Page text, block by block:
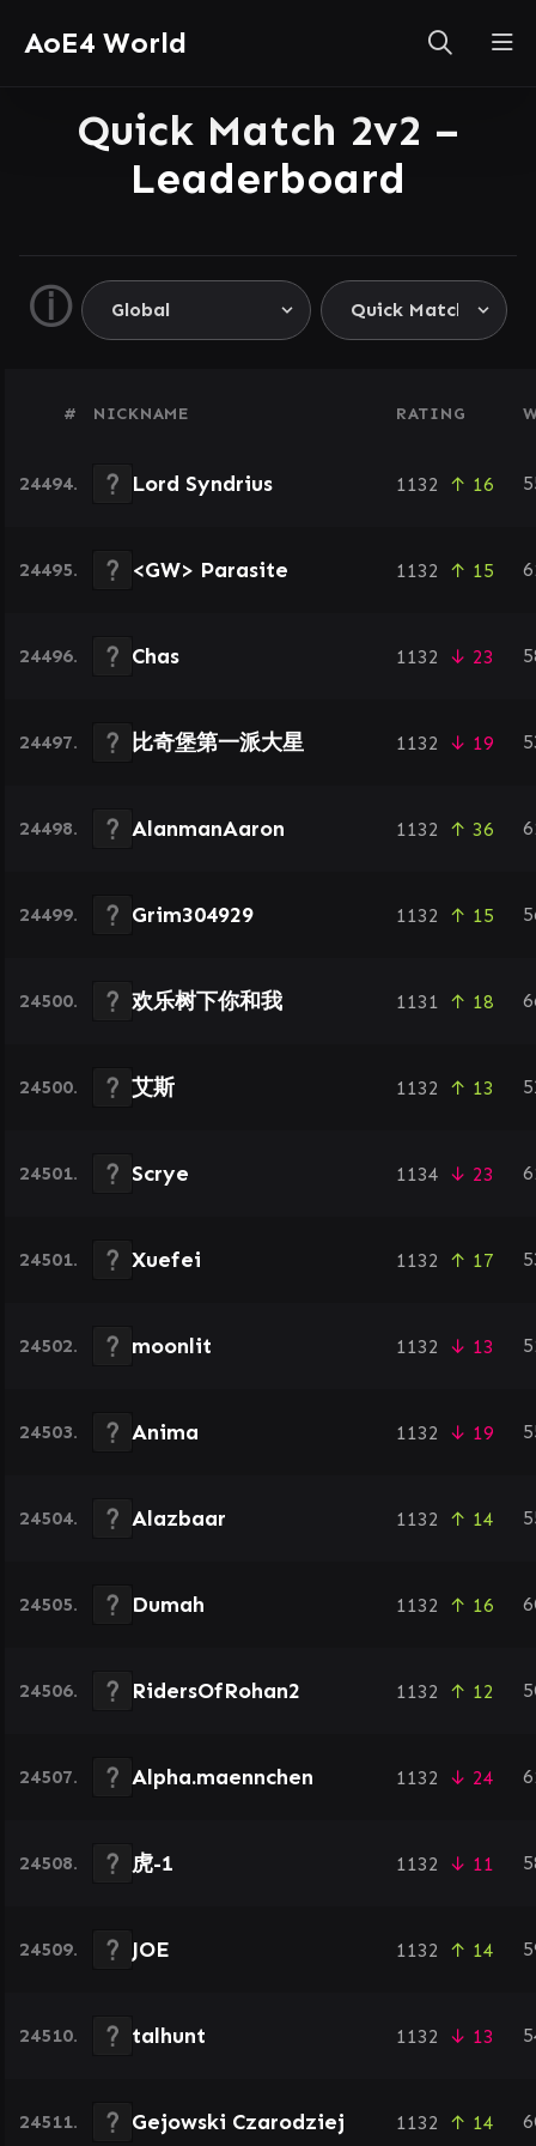
AoE4 World
Quick Match 2v2 –
Leaderboard
ⓘ
# NICKNAME RATING
24494. Lord Syndrius 1132 ↑ 16
24495. <GW> Parasite 1132 ↑ 15
24496. Chas 1132 ↓ 23
24497. 比奇堡第一派大星 1132 ↓ 19
24498. AlanmanAaron 1132 ↑ 36
24499. Grim304929 1132 ↑ 15
24500. 欢乐树下你和我 1131 ↑ 18
24500. 艾斯 1132 ↑ 13
24501. Scrye 1134 ↓ 23
24501. Xuefei 1132 ↑ 17
24502. moonlit 1132 ↓ 13
24503. Anima 1132 ↓ 19
24504. Alazbaar 1132 ↑ 14
24505. Dumah 1132 ↑ 16
24506. RidersOfRohan2 1132 ↑ 12
24507. Alpha.maennchen 1132 ↓ 24
24508. 虎-1 1132 ↓ 11
24509. JOE 1132 ↑ 14
24510. talhunt 1132 ↓ 13
24511. Gejowski Czarodziej 1132 ↑ 14